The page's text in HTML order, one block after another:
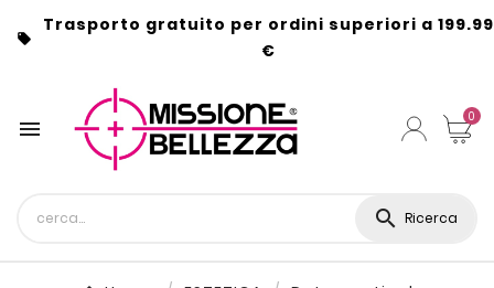

Trasporto gratuito per ordini superiori a 199.99
€
 0
 Ricerca